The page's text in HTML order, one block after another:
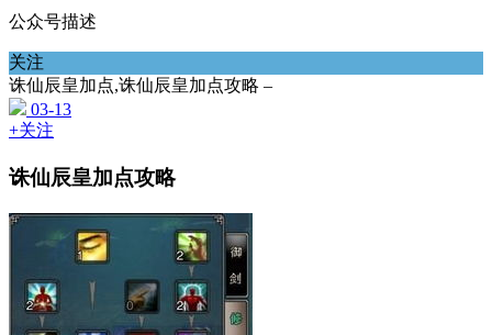
公众号描述
关注
诛仙辰皇加点,诛仙辰皇加点攻略 –
03-13
+关注
诛仙辰皇加点攻略